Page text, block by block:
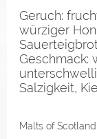
Geruch:
würziger
Geschmack:
Salzigkeit,
Malts of